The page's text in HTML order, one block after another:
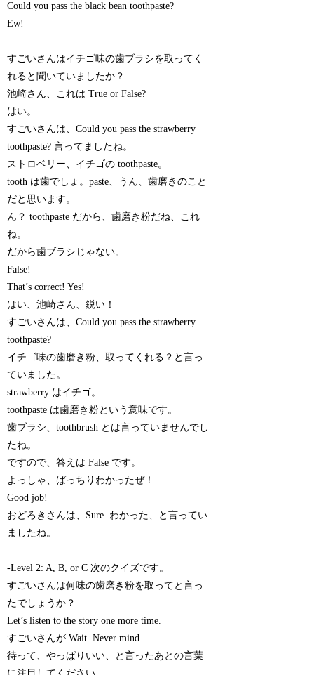
Could you pass the black bean toothpaste?
Ew!
すごいさんはイチゴ味の歯ブラシを取ってく
れると聞いていましたか？
池崎さん、これは True or False?
はい。
すごいさんは、Could you pass the strawberry
toothpaste? 言ってましたね。
ストロベリー、イチゴの toothpaste。
tooth は歯でしょ。paste、うん、歯磨きのこと
だと思います。
ん？ toothpaste だから、歯磨き粉だね、これ
ね。
だから歯ブラシじゃない。
False!
That’s correct! Yes!
はい、池崎さん、鋭い！
すごいさんは、Could you pass the strawberry
toothpaste?
イチゴ味の歯磨き粉、取ってくれる？と言っ
ていました。
strawberry はイチゴ。
toothpaste は歯磨き粉という意味です。
歯ブラシ、toothbrush とは言っていませんでし
たね。
ですので、答えは False です。
よっしゃ、ばっちりわかったぜ！
Good job!
おどろきさんは、Sure. わかった、と言ってい
ましたね。
-Level 2: A, B, or C 次のクイズです。
すごいさんは何味の歯磨き粉を取ってと言っ
たでしょうか？
Let’s listen to the story one more time.
すごいさんが Wait. Never mind.
待って、やっぱりいい、と言ったあとの言葉